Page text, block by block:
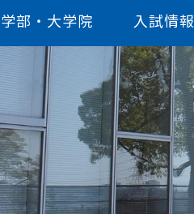
学部・大学院 入試情報